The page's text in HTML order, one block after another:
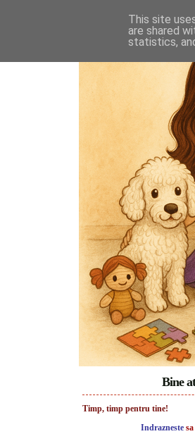
Bine
Timp, timp pentru tine!
Indrazneste
This site
are shared
statistics,